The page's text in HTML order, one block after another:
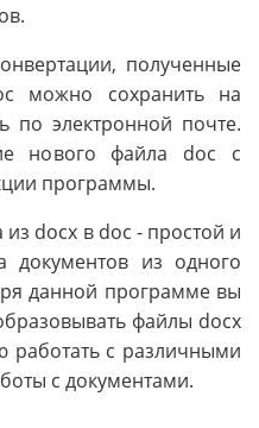
полученные
можно сохранить на
по электронной почте.
нового файла doc с
программы.
docx в doc - простой и
документов из одного
данной программе вы
файлы docx
работать с различными
с документами.